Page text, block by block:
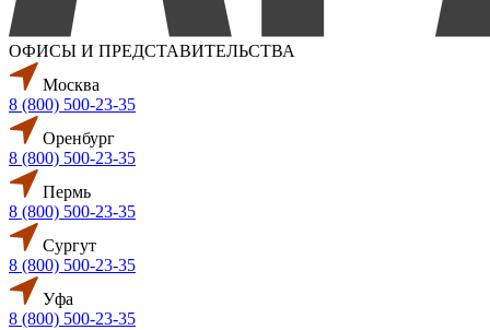
ОФИСЫ И ПРЕДСТАВИТЕЛЬСТВА
Москва
8 (800) 500-23-35
Оренбург
8 (800) 500-23-35
Пермь
8 (800) 500-23-35
Сургут
8 (800) 500-23-35
Уфа
8 (800) 500-23-35